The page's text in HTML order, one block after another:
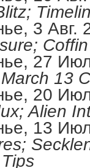
3 Авг.
27
13
20
Alien
13